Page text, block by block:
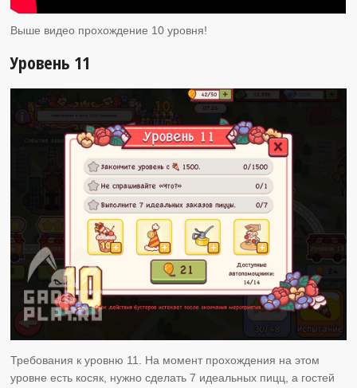
Выше видео прохождение 10 уровня!
Уровень 11
Требования к уровню 11. На момент прохождения на этом
уровне есть косяк, нужно сделать 7 идеальных пицц, а гостей